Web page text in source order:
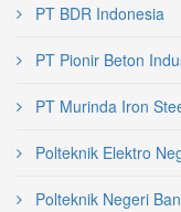
PT BDR Indonesia
PT Pionir Beton
PT Murinda Iron
Polteknik Elektro
Polteknik Negeri